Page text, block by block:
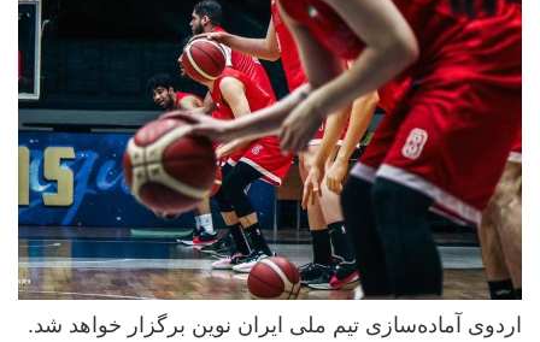
اردوی آماده‌سازی تیم ملی ایران نوین برگزار خواهد شد.